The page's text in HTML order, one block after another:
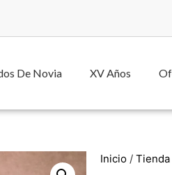
De Novia XV Años
Inicio / Tienda